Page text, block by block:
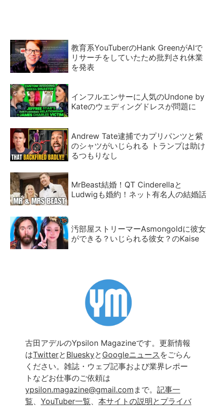
教育系YouTuberのHank GreenがAIで
リサーチをしていたため批判され休業
を発表
インフルエンサーに人気のUndone by
Kateのウェディングドレスが問題に
Andrew Tate逮捕でカプリパンツと紫
のシャツがいじられる トランプは助け
るつもりなし
MrBeast結婚！QT Cinderellaと
Ludwigも婚約！ネット有名人の結婚話
汚部屋ストリーマーAsmongoldに彼女
ができる？いじられる彼女？のKaise
古田アデルのYpsilon Magazineです。更新情報
はTwitterと Blueskyと Googleニュース をごらん
ください。雑誌・ウェブ記事および業界レポー
トなどお仕事のご依頼は
ypsilon.magazine@gmail.com まで。 記事一
覧
YouTuber一覧
本サイトの説明とプライバ